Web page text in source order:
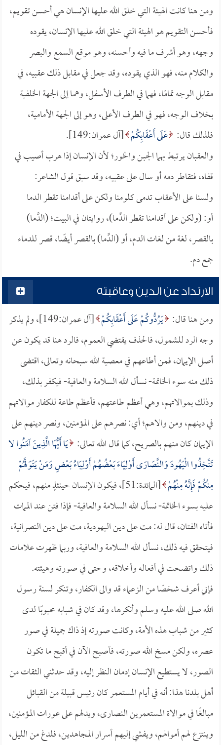
ومن هنا كانت الهيئة التي خلق الله عليها الإنسان هي أحسن تقويم،
فأحسن التقويم هو الهيئة التي خلق الله عليها الإنسان، يقوده
وجهه، وهو أشرف ما فيه وأحسنه، وهو موقع السمع والبصر
والكلام منه، فهو الذي يقوده، وقد جعل في مقابل ذلك عقبيه، في
مقابل الوجه تمامًا، فهما في الطرف الأسفل، وهما إلى الجهة الخلفية
بخلاف الوجه، فهو في الطرف الأعلى، وهو إلى الجهة الأمامية،
فلذلك قال: عَلَى أَعْقَابِكُمْ [آل عمران:149].
والعقبان يرتبط بهما الجبن والخور؛ لأن الإنسان إذا هرب أصيب في
قفاه، فتقاطر دمه أو سال على عقبيه، وقد سبق قول الشاعر:
ولسنا على الأعقاب تدمى كلومنا ولكن على أقدامنا تقطر الدما
أو: (ولكن على أقدامنا تقطر الدِّما)، روايتان في البيت؛ (الدَّما)
بالقصر، لغة من لغات الدم، أو (الدِّما) بالقصر أيضًا، قصر للدماء
جمع دم.
الارتداد عن الدين وعاقبته
ومن هنا قال: يَرُدُّوكُمْ عَلَى أَعْقَابِكُمْ
[آل عمران:149]، ولم يذكر
وجه الرد للشمول، فالحذف يقتضي العموم، فالرد هنا قد يكون عن
أصل الإيمان، فمن أطاعهم في معصية الله سبحانه وتعالى، اقتضى
ذلك منه سوء الخاتمة- نسأل الله السلامة والعافية- فيكفر بذلك،
وذلك بموالاتهم، وهي أعظم طاعتهم، فأعظم طاعة للكفار موالاتهم
في دينهم، ومن والاهم؛ أي: نصرهم على المؤمنين، ونصر دينهم على
الإيمان كان منهم بالصريح، كما قال الله تعالى: يَا أَيُّهَا الَّذِينَ آمَنُوا لا
تَتَّخِذُوا الْيَهُودَ وَالنَّصَارَى أَوْلِيَاءَ بَعْضُهُمْ أَوْلِيَاءُ بَعْضٍ وَمَنْ يَتَوَلَّهُمْ
مِنْكُمْ فَإِنَّهُ مِنْهُمْ
[المائدة:51]، فيكون الإنسان حينئذٍ منهم، فيحكم
عليه بسوء الخاتمة- نسأل الله السلامة والعافية- فإذا فتن عند الممات
فأتاه الفتان، قال له: مت على دين اليهودية، مت على دين النصرانية،
فيتحقق فيه ذلك، نسأل الله السلامة والعافية، وربما ظهرت علامات
ذلك واتضحت في أفعاله وأخلاقه، وحتى في صورته وهيئته.
فإني أعرف شخصًا من الزعماء قد والى الكفار، وتنكر لسنة رسول
الله صلى الله عليه وسلم وأنكرها، وقد كان في شبابه محبوبًا لدى
كثير من شباب هذه الأمة، وكانت صورته إذ ذاك جميلة في صور
عصره، ولكن مسخ الله صورته، فأصبح الآن في أقبح ما تكون
الصور، لا يستطيع الإنسان إدمان النظر إليه، وقد حدثني الثقات من
أهل بلدنا هذا: أنه في أيام المستعمر كان رئيس قبيلة من القبائل
مبالغًا في موالاة المستعمرين النصارى، ويدلهم على عورات المؤمنين،
وينتزع لهم أموالهم، ويفشي إليهم أسرار المجاهدين، فلدغ من الليل،